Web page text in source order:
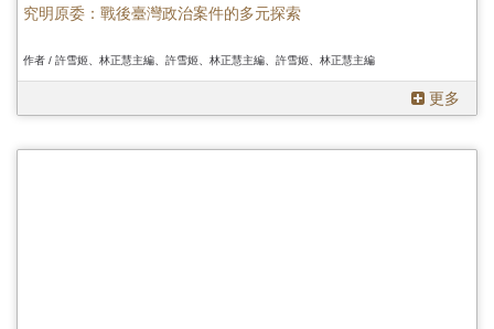
究明原委：戰後臺灣政治案件的多元探索
作者 / 許雪姬、林正慧主編、許雪姬、林正慧主編、許雪姬、林正慧主編
更多